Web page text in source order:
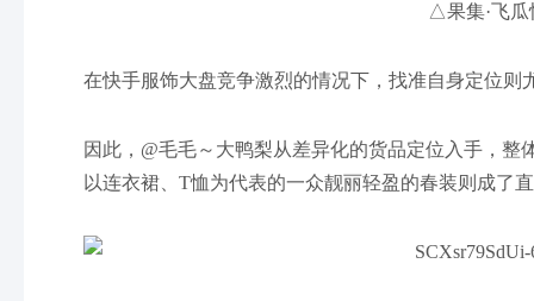
△果集·飞瓜
在快手服饰大盘竞争激烈的情况下，找准自身定位则
因此，@毛毛～大鸭梨从差异化的货品定位入手，
以连衣裙、T恤为代表的一众靓丽轻盈的春装则成了